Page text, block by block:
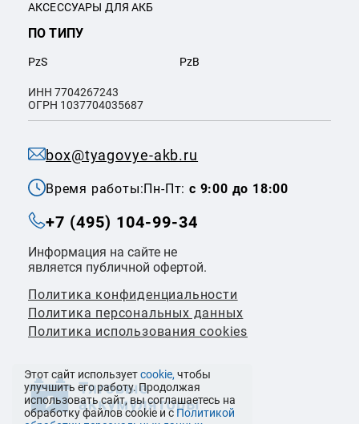
box@tyagovye-akb.ru
Время работы:Пн-Пт:с 9:00 до 18:00
+7 (495) 104-99-34
Информация на сайте не
является публичной офертой.
Политика конфиденциальности
Политикa персональных данных
Политика использования cookies
ПО ТИПУ
PzS PzB
АКСЕССУАРЫ ДЛЯ АКБ
ИНН 7704267243
ОГРН 1037704035687
Этот сайт используетcookie, чтобы
улучшить его работу. Продолжая
использовать сайт, вы соглашаетесь на
обработку файлов cookie и с Политикой